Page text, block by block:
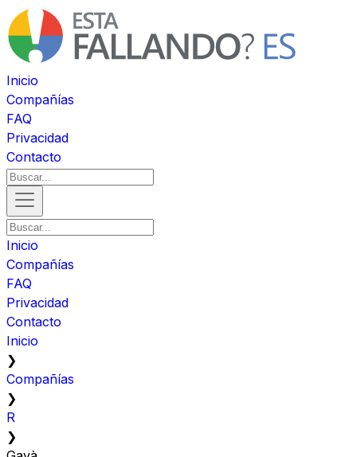
Inicio
Compañías
FAQ
Privacidad
Contacto
Inicio
Compañías
FAQ
Privacidad
Contacto
Inicio
❯
Compañías
❯
R
❯